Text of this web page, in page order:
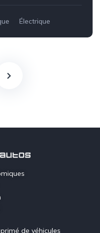
Électrique
de véhicules